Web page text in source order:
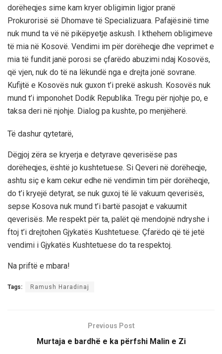
dorëheqjes sime kam kryer obligimin ligjor pranë
Prokurorisë së Dhomave të Specializuara. Pafajësinë time
nuk mund ta vë në pikëpyetje askush. I kthehem obligimeve
të mia në Kosovë. Vendimi im për dorëheqje dhe veprimet e
mia të fundit janë porosi se çfarëdo abuzimi ndaj Kosovës,
që vjen, nuk do të na lëkundë nga e drejta jonë sovrane.
Kufijtë e Kosovës nuk guxon t’i prekë askush. Kosovës nuk
mund t’i imponohet Dodik Republika. Tregu për njohje po, e
taksa deri në njohje. Dialog pa kushte, po menjëherë.
Të dashur qytetarë,
Dëgjoj zëra se kryerja e detyrave qeverisëse pas
dorëheqjes, është jo kushtetuese. Si Qeveri në dorëheqje,
ashtu siç e kam cekur edhe në vendimin tim për dorëheqje,
do t’i kryejë detyrat, se nuk guxoj të lë vakuum qeverisës,
sepse Kosova nuk mund t’i bartë pasojat e vakuumit
qeverisës. Me respekt për ta, palët që mendojnë ndryshe i
ftoj t’i drejtohen Gjykatës Kushtetuese. Çfarëdo që të jetë
vendimi i Gjykatës Kushtetuese do ta respektoj.
Na priftë e mbara!
Tags: Ramush Haradinaj
Previous Post
Murtaja e bardhë e ka përfshi Malin e Zi